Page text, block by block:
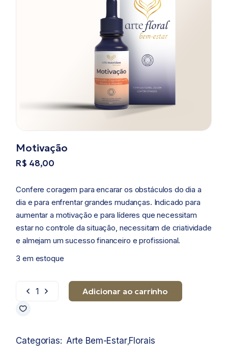
Motivação
R$ 48,00
Confere coragem para encarar os obstáculos do dia a
dia e para enfrentar grandes mudanças. Indicado para
aumentar a motivação e para líderes que necessitam
estar no controle da situação, necessitam de criatividade
e almejam um sucesso financeiro e profissional.
3 em estoque
Motivação quantidadeAdicionar ao carrinho
Categorias: Arte Bem-Estar, Florais